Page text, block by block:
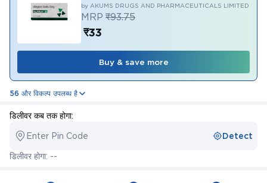
by AKUMS DRUGS AND PHARMACEUTICALS LIMITED
MRP ₹93.75
₹33
Buy & save more
56 और विकल्प उपलब्ध है
डिलीवर कब तक होगा:
Enter Pin Code Detect
डिलीवर होगा: --